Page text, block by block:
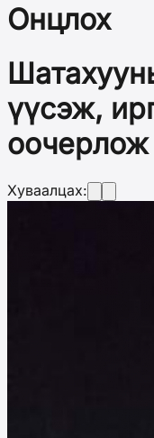
Онцлох
үүсэж,
оочерлож
Хуваалцах: